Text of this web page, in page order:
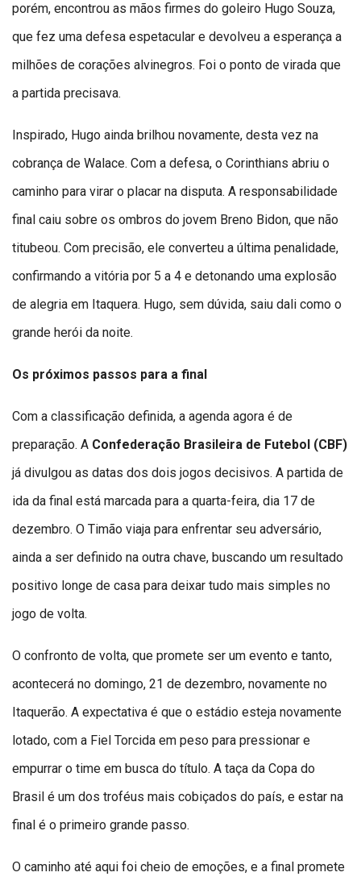
porém, encontrou as mãos firmes do goleiro Hugo Souza,
que fez uma defesa espetacular e devolveu a esperança a
milhões de corações alvinegros. Foi o ponto de virada que
a partida precisava.
Inspirado, Hugo ainda brilhou novamente, desta vez na
cobrança de Walace. Com a defesa, o Corinthians abriu o
caminho para virar o placar na disputa. A responsabilidade
final caiu sobre os ombros do jovem Breno Bidon, que não
titubeou. Com precisão, ele converteu a última penalidade,
confirmando a vitória por 5 a 4 e detonando uma explosão
de alegria em Itaquera. Hugo, sem dúvida, saiu dali como o
grande herói da noite.
Os próximos passos para a final
Com a classificação definida, a agenda agora é de
preparação. A Confederação Brasileira de Futebol (CBF)
já divulgou as datas dos dois jogos decisivos. A partida de
ida da final está marcada para a quarta-feira, dia 17 de
dezembro. O Timão viaja para enfrentar seu adversário,
ainda a ser definido na outra chave, buscando um resultado
positivo longe de casa para deixar tudo mais simples no
jogo de volta.
O confronto de volta, que promete ser um evento e tanto,
acontecerá no domingo, 21 de dezembro, novamente no
Itaquerão. A expectativa é que o estádio esteja novamente
lotado, com a Fiel Torcida em peso para pressionar e
empurrar o time em busca do título. A taça da Copa do
Brasil é um dos troféus mais cobiçados do país, e estar na
final é o primeiro grande passo.
O caminho até aqui foi cheio de emoções, e a final promete